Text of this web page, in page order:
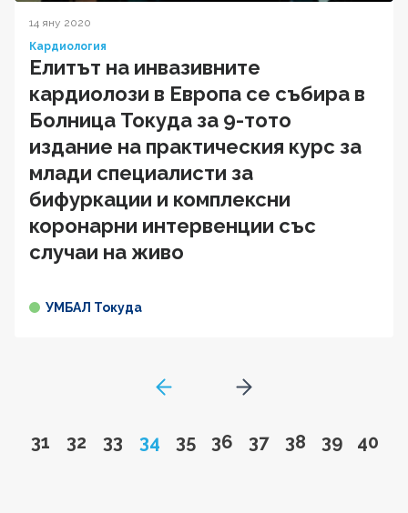
14 яну 2020
Кардиология
Елитът на инвазивните
кардиолози в Европа се събира в
Болница Токуда за 9-тото
издание на практическия курс за
млади специалисти за
бифуркации и комплексни
коронарни интервенции със
случаи на живо
УМБАЛ Токуда
GoToPreviousPage
Go to page
31 Go to page
32 Go to page
33 Page
34 Go to page
35 Go to page
36 Go to page
37 Go to page
38 Go to
39 Go
40
Go to next page